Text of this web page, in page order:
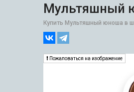
Мультяшный
Купить Мультяшный юноша в
Пожаловаться на изображение